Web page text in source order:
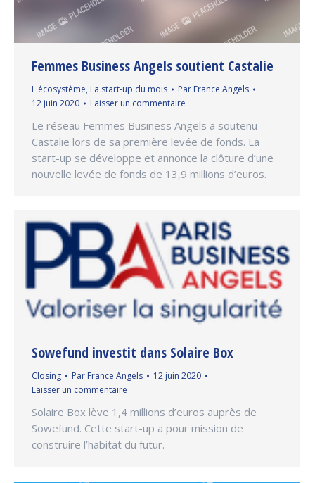
Femmes Business Angels soutient Castalie
L'écosystème, La start-up du mois Par France Angels
12 juin 2020
Laisser un commentaire
Le réseau Femmes Business Angels a soutenu
Castalie lors de sa première levée de fonds. La
start-up se développe et annonce la clôture d’une
nouvelle levée de fonds de 13,9 millions d’euros.
Sowefund investit dans Solaire Box
Closing Par France Angels
12 juin 2020
Laisser un commentaire
Solaire Box lève 1,4 millions d’euros auprès de
Sowefund. Cette start-up a pour mission de
construire l’habitat du futur.